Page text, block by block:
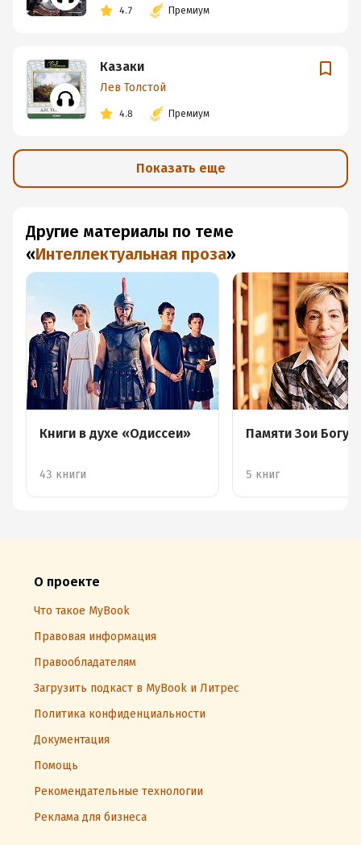
4.7 Премиум
Казаки
Лев Толстой
4.8 Премиум
Показать еще
Другие материалы по теме
«Интеллектуальная проза»
Книги в духе «Одиссеи»
43 книги
Памяти Зои
5 книг
О проекте
Что такое MyBook
Правовая информация
Правообладателям
Загрузить подкаст в MyBook и Литрес
Политика конфиденциальности
Документация
Помощь
Рекомендательные технологии
Реклама для бизнеса